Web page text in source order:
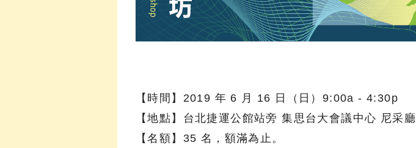
【時間】2019 年 6 月 16 日（日）9:00a - 4:30p
【地點】台北捷運公館站旁 集思台大會議中心 尼采廳
【名額】35 名，額滿為止。